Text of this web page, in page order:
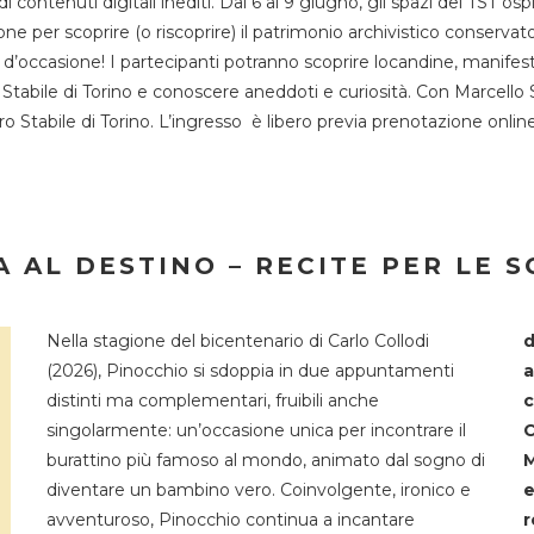
per scoprire (o riscoprire) il patrimonio archivistico
I partecipanti potranno scoprire locandine,
di Torino e conoscere aneddoti e curiosità. Con Marcello
Stabile di Torino. L’ingresso è libero previa prenotazione
AL DESTINO – RECITE PER LE
Nella stagione del bicentenario di Carlo Collodi
(2026), Pinocchio si sdoppia in due appuntamenti
distinti ma complementari, fruibili anche
singolarmente: un’occasione unica per incontrare il
burattino più famoso al mondo, animato dal sogno di
diventare un bambino vero. Coinvolgente, ironico e
avventuroso, Pinocchio continua a incantare